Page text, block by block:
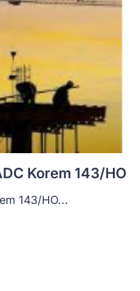
Korem 143/HO
143/HO...